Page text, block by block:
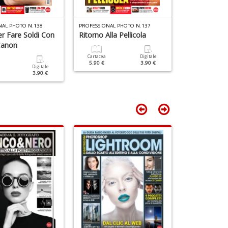
PHOTO N.138
Fare Soldi Con
Digitale
3.90 €
PROFESSIONAL PHOTO N.137
Ritorno Alla Pellicola
Cartacea
5.90 €
Digitale
3.90 €